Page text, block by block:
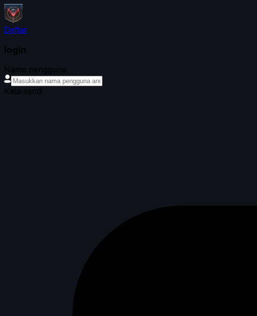
Daftar
login
Nama pengguna
Kata sandi